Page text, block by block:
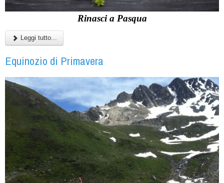
Rinasci a Pasqua
Leggi tutto...
Equinozio di Primavera